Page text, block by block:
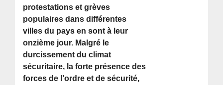
protestations et grèves
populaires dans différentes
villes du pays en sont à leur
onzième jour. Malgré le
durcissement du climat
sécuritaire, la forte présence des
forces de l’ordre et de sécurité,